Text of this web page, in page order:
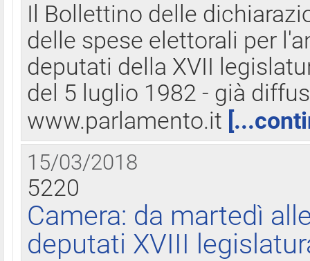
Il Bollettino delle
delle spese elettorali per
deputati della XVII
del 5 luglio 1982 - già
www.parlamento.it
15/03/2018
5220
Camera: da martedì
deputati XVIII